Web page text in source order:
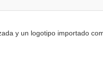
y un logotipo importado